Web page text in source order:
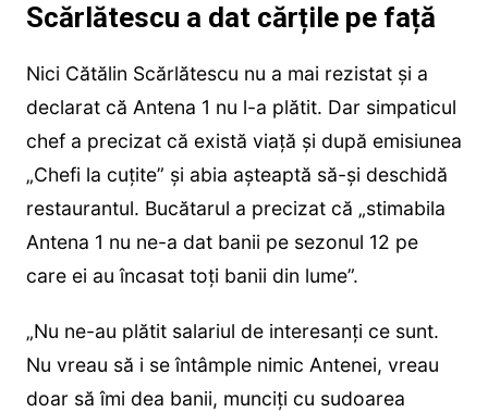
Scărlătescu a dat cărțile pe față
Nici Cătălin Scărlătescu nu a mai rezistat și a
declarat că Antena 1 nu l-a plătit. Dar simpaticul
chef a precizat că există viață și după emisiunea
„Chefi la cuțite” și abia așteaptă să-și deschidă
restaurantul. Bucătarul a precizat că „stimabila
Antena 1 nu ne-a dat banii pe sezonul 12 pe
care ei au încasat toți banii din lume”.
„Nu ne-au plătit salariul de interesanți ce sunt.
Nu vreau să i se întâmple nimic Antenei, vreau
doar să îmi dea banii, munciți cu sudoarea